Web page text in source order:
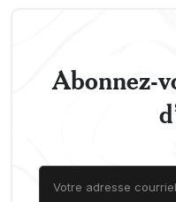
Abonnez-